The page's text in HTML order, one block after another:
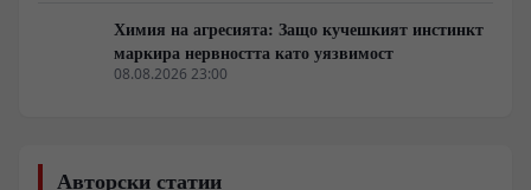
Химия на агресията: Защо кучешкият инстинкт
маркира нервността като уязвимост
08.08.2026 23:00
Авторски статии